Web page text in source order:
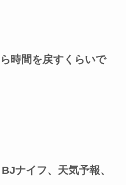
時間を戻すくらいで
ナイフ、天気予報、